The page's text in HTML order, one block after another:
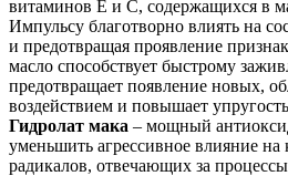
витаминов Е и С, содержащихся в
Импульсу благотворно влиять на
и предотвращая проявление
масло способствует быстрому
предотвращает появление новых,
воздействием и повышает
Гидролат мака – мощный
уменьшить агрессивное влияние
радикалов, отвечающих за